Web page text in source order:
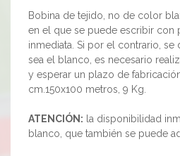
Bobina de tejido, no de color
en el que se puede escribir con
inmediata. Si por el contrario,
sea el blanco, es necesario
y esperar un plazo de
cm.150x100 metros, 9 Kg.
ATENCIÓN: la disponibilidad
blanco, que también se puede